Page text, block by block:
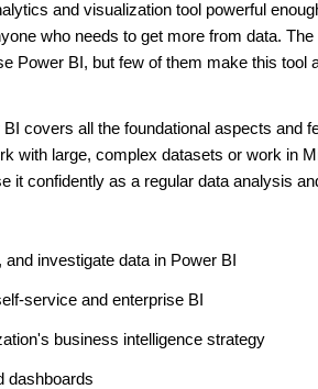
and visualization tool powerful
who needs to get more from data.
Power BI, but few of them make this
covers all the foundational aspects and
with large, complex datasets or work in
it confidently as a regular data analysis
investigate data in Power BI
service and enterprise BI
business intelligence strategy
dashboards